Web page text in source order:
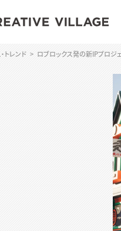
トレンド ロブロックス発の新IPプロジ